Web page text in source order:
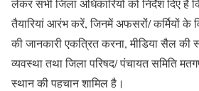
लेकर सभी जिला अधिकारियों को निर्देश दिए
तैयारियां आरंभ करें, जिनमें अफसरोंं/ कर्मियों के
की जानकारी एकत्रित करना, मीडिया सैल की
व्यवस्था तथा जिला परिषद/ पंचायत समिति
स्थान की पहचान शामिल है।